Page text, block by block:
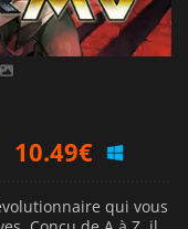
10.49€
8.20€
qui vous